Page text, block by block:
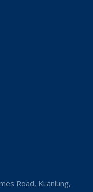
Road, Kuanlung,